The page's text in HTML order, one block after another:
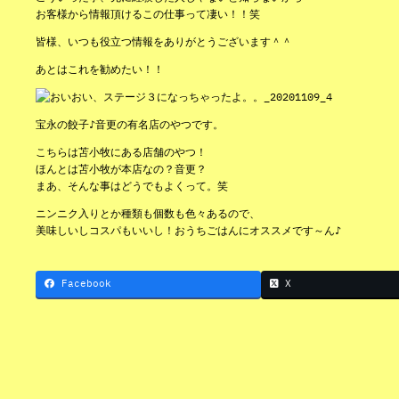
お客様から情報頂けるこの仕事って凄い！！笑
皆様、いつも役立つ情報をありがとうございます＾＾
あとはこれを勧めたい！！
宝永の餃子♪音更の有名店のやつです。
こちらは苫小牧にある店舗のやつ！
ほんとは苫小牧が本店なの？音更？
まあ、そんな事はどうでもよくって。笑
ニンニク入りとか種類も個数も色々あるので、
美味しいしコスパもいいし！おうちごはんにオススメです～ん♪
Facebook X